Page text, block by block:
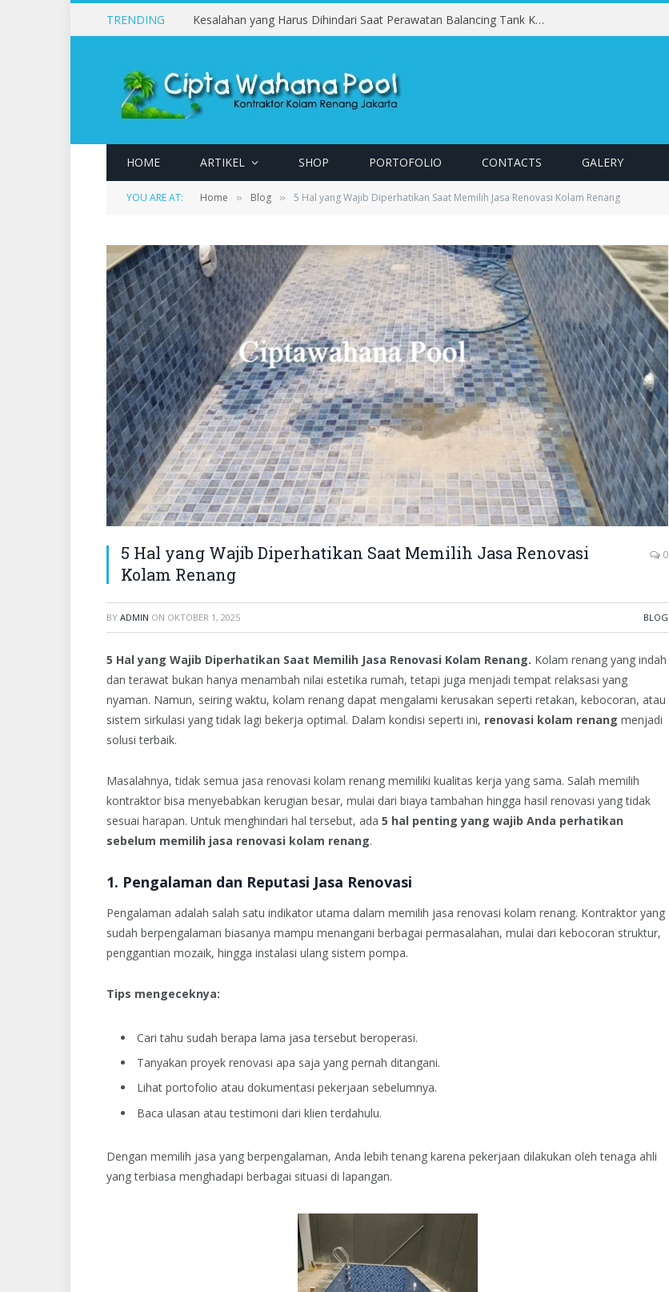
TRENDING Kesalahan yang Harus Dihindari Saat Perawatan Balancing Tank Kolam Renang
HOME ARTIKEL SHOP PORTOFOLIO CONTACTS GALERY
YOU ARE AT: Home » Blog » 5 Hal yang Wajib Diperhatikan Saat Memilih Jasa Renovasi Kolam Renang
5 Hal yang Wajib Diperhatikan Saat Memilih Jasa Renovasi
Kolam Renang
0
BY ADMIN ON OKTOBER 1, 2025 BLOG
5 Hal yang Wajib Diperhatikan Saat Memilih Jasa Renovasi Kolam Renang. Kolam renang yang indah
dan terawat bukan hanya menambah nilai estetika rumah, tetapi juga menjadi tempat relaksasi yang
nyaman. Namun, seiring waktu, kolam renang dapat mengalami kerusakan seperti retakan, kebocoran, atau
sistem sirkulasi yang tidak lagi bekerja optimal. Dalam kondisi seperti ini, renovasi kolam renang menjadi
solusi terbaik.
Masalahnya, tidak semua jasa renovasi kolam renang memiliki kualitas kerja yang sama. Salah memilih
kontraktor bisa menyebabkan kerugian besar, mulai dari biaya tambahan hingga hasil renovasi yang tidak
sesuai harapan. Untuk menghindari hal tersebut, ada 5 hal penting yang wajib Anda perhatikan
sebelum memilih jasa renovasi kolam renang.
1. Pengalaman dan Reputasi Jasa Renovasi
Pengalaman adalah salah satu indikator utama dalam memilih jasa renovasi kolam renang. Kontraktor yang
sudah berpengalaman biasanya mampu menangani berbagai permasalahan, mulai dari kebocoran struktur,
penggantian mozaik, hingga instalasi ulang sistem pompa.
Tips mengeceknya:
Cari tahu sudah berapa lama jasa tersebut beroperasi.
Tanyakan proyek renovasi apa saja yang pernah ditangani.
Lihat portofolio atau dokumentasi pekerjaan sebelumnya.
Baca ulasan atau testimoni dari klien terdahulu.
Dengan memilih jasa yang berpengalaman, Anda lebih tenang karena pekerjaan dilakukan oleh tenaga ahli
yang terbiasa menghadapi berbagai situasi di lapangan.